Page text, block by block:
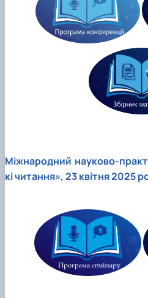
Міжнародний науково-
кі читання», 23 квітня 2025